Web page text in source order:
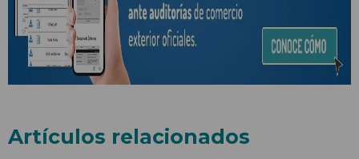
Artículos relacionados